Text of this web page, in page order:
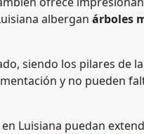
alberganárboles
siendo los pilares de
y no pueden
Luisiana puedan